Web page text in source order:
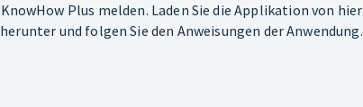
KnowHow Plus melden. Laden Sie die Applikation von hier
herunter und folgen Sie den Anweisungen der Anwendung.